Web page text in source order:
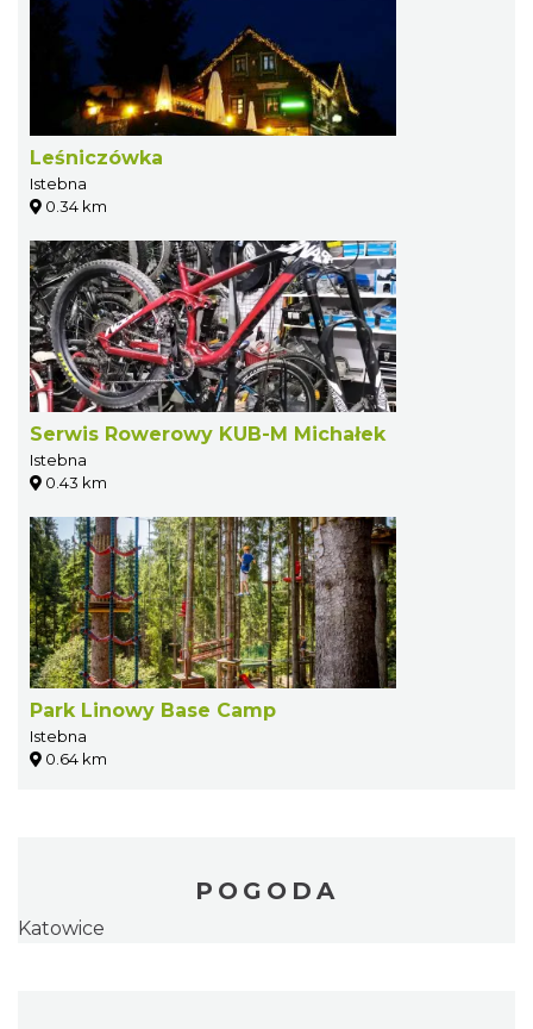
Leśniczówka
Istebna
0.34 km
Serwis Rowerowy KUB-M Michałek
Istebna
0.43 km
Park Linowy Base Camp
Istebna
0.64 km
POGODA
Katowice